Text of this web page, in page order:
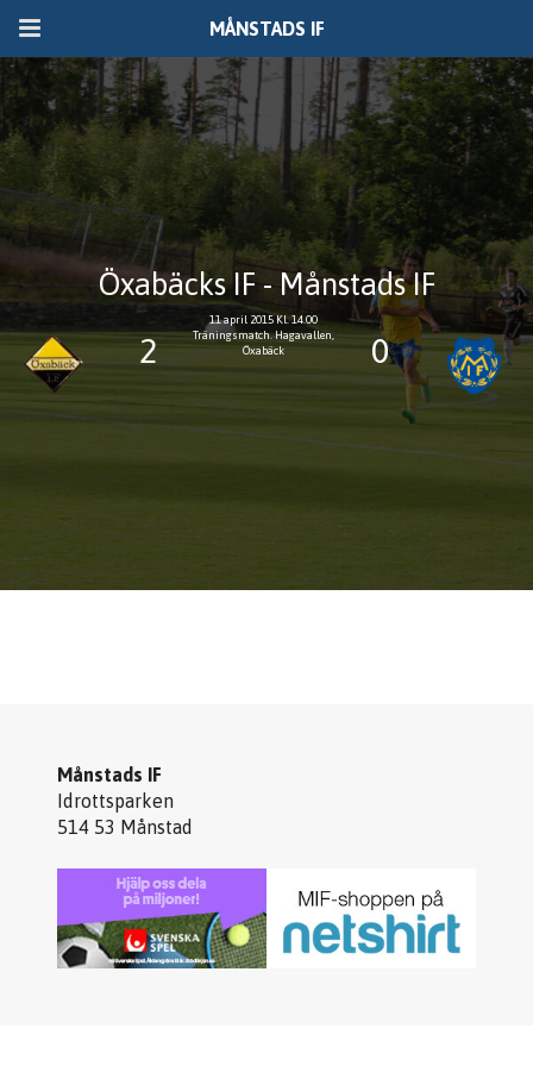
MÅNSTADS IF
Öxabäcks IF - Månstads IF
2
11 april 2015 Kl. 14.00
Träningsmatch. Hagavallen,
Öxabäck
0
Månstads IF
Idrottsparken
514 53 Månstad